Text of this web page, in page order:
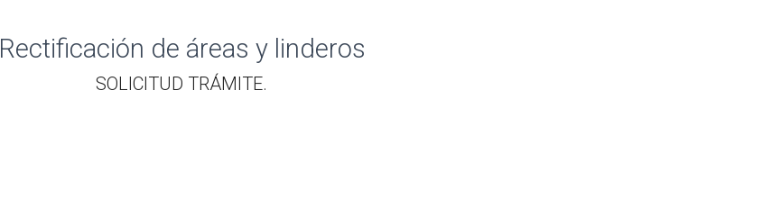
Rectificación de áreas y linderos
​SOLICITUD TRÁMITE.